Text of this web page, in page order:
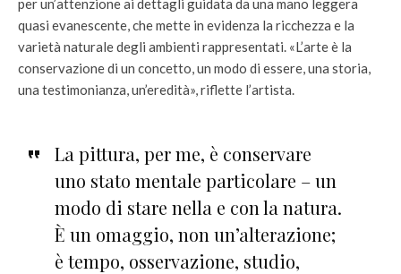
quasi evanescente, che mette in evidenza la ricchezza e la
varietà naturale degli ambienti rappresentati. «L’arte è la
conservazione di un concetto, un modo di essere, una storia,
una testimonianza, un’eredità», riflette l’artista.
La pittura, per me, è conservare
uno stato mentale particolare – un
modo di stare nella e con la natura.
È un omaggio, non un’alterazione;
è tempo, osservazione, studio,